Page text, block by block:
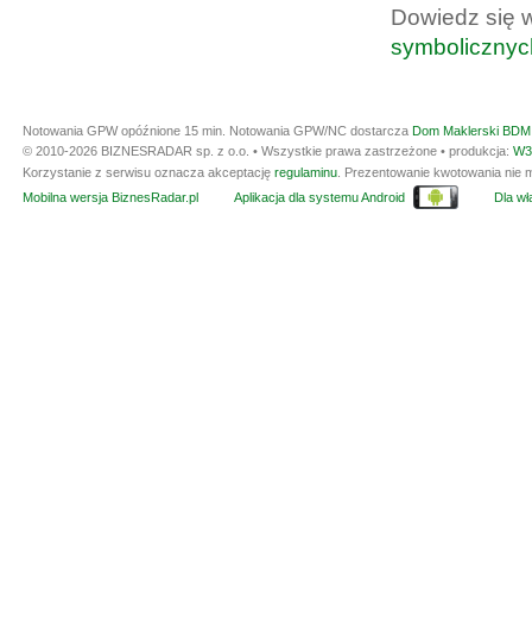
Dowiedz się
Notowania GPW opóźnione 15 min. Notowania GPW/NC dostarcza Dom Maklerski
© 2010-2026 BIZNESRADAR sp. z o.o. • Wszystkie prawa zastrzeżone • produkcja:
Korzystanie z serwisu oznacza akceptację regulaminu . Prezentowanie kwotowania
Mobilna wersja BiznesRadar.pl
Aplikacja dla systemu Android Dla